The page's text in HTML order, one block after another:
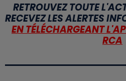
RETROUVEZ TOUTE
RECEVEZ LES ALERTES
EN TÉLÉCHARGEANT
RCA